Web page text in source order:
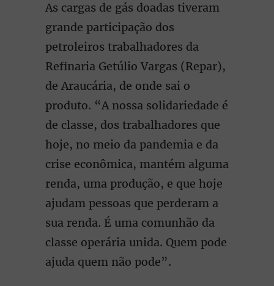
As cargas de gás doadas tiveram
grande participação dos
petroleiros trabalhadores da
Refinaria Getúlio Vargas (Repar),
de Araucária, de onde sai o
produto. “A nossa solidariedade é
de classe, dos trabalhadores que
hoje, no meio da pandemia e da
crise econômica, mantém alguma
renda, uma produção, e que hoje
ajudam pessoas que perderam a
sua renda. É uma comunhão da
classe operária unida. Quem pode
ajuda quem não pode”.